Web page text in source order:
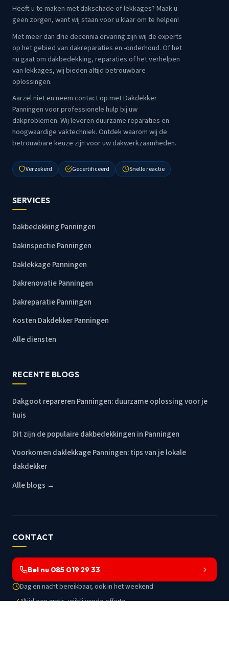
Heeft u te maken met dakschade of lekkages? Maak u
geen zorgen, want wij staan voor u klaar om te helpen!
Met meer dan drie decennia ervaring zijn wij de experts
op het gebied van dakreparaties en -onderhoud. Of het
nu gaat om dakbedekking, reparaties of het verhelpen
van lekkages, wij bieden altijd betrouwbare
oplossingen.
Aarzel niet en neem contact op met Dakdekker
Panningen voor professionele hulp bij uw
dakproblemen. Wij leveren duurzame reparaties en
hoogwaardige vaktechniek. Ontdek waarom wij de
betrouwbare keuze zijn voor uw dakwerkzaamheden.
Verzekerd Gecertificeerd Snelle reactie
SERVICES
Dakbedekking Panningen
Dakinspectie Panningen
Daklekkage Panningen
Dakrenovatie Panningen
Dakreparatie Panningen
Kosten Dakdekker Panningen
Alle diensten
RECENTE BLOGS
Dakgoot repareren Panningen: duurzame oplossing voor je
huis
Dit zijn de populaire dakbedekkingen in Panningen
Voorkomen daklekkage Panningen: tips van je lokale
dakdekker
Alle blogs →
CONTACT
Bel nu 085 019 29 33
Dag en nacht bereikbaar, ook in het weekend
Altijd een gratis, vrijblijvende offerte